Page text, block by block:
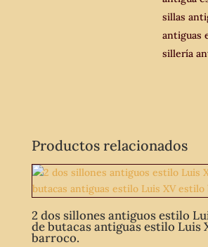
sillas
antiguas
sillería
Productos relacionados
2 dos sillones antiguos estilo
de butacas antiguas estilo Luis
barroco.